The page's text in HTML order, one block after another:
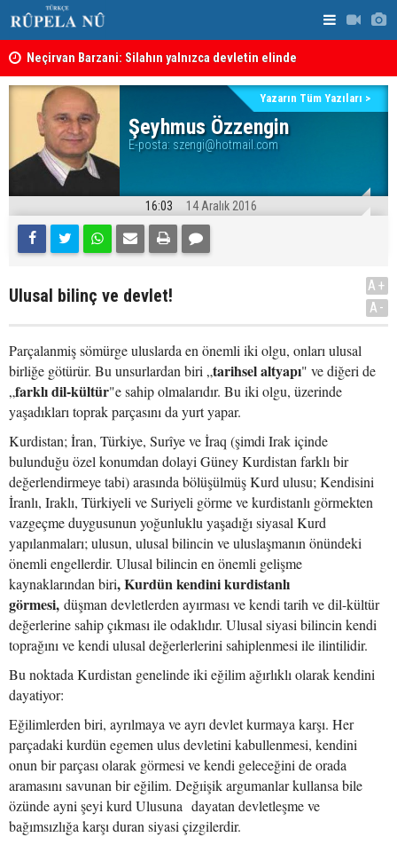
Neçirvan Barzani: Silahın yalnızca devletin elinde
toplanması kararı uygulanmalı
Kürdistan Hükümeti'nden Kor Mor gazı tepkisi
Şeyhmus Özzengin
E-posta: szengi@hotmail.com
Yazarın Tüm Yazıları >
16:03 14 Aralık 2016
Ulusal bilinç ve devlet!
A+
A-
Parçalanmiş sömürge uluslarda en önemli iki olgu, onları ulusal
birliğe götürür. Bu unsurlardan biri „tarihsel altyapı" ve diğeri de
„farklı dil-kültür"e sahip olmalarıdır. Bu iki olgu, üzerinde
yaşadıkları toprak parçasını da yurt yapar.
Kurdistan; İran, Türkiye, Surîye ve İraq (şimdi Irak içinde
bulunduğu özel konumdan dolayi Güney Kurdistan farklı bir
değerlendirmeye tabi) arasında bölüşülmüş Kurd ulusu; Kendisini
İranlı, Iraklı, Türkiyeli ve Suriyeli görme ve kurdistanlı görmekten
vazgeçme duygusunun yoğunluklu yaşadığı siyasal Kurd
yapılanmaları; ulusun, ulusal bilincin ve uluslaşmanın önündeki
önemli engellerdir. Ulusal bilincin en önemli gelişme
kaynaklarından biri, Kurdün kendini kurdistanlı
görmesi, düşman devletlerden ayırması ve kendi tarih ve dil-kültür
değerlerine sahip çıkması ile odaklıdır. Ulusal siyasi bilincin kendi
toprağını ve kendi ulusal değerlerlerini sahiplenmesi ile ilintilidir.
Bu noktada Kurdistan genelinde iki eğilim ağırlıklı olarak kendini
dayatiyor:
Eğilimlerden biri, ayrılmaya ve ayrı devlet kurmaya karşı. Her
parçadaki kurdün egemen ulus devletini kabullenmesi, kendini
onun bir parçası olarak görmesi ve kendi geleceğini de orada
aramasını savunan bir eğilim. Değıişik argumanlar kullansa bile
özünde ayni şeyi kurd Ulusuna dayatan devletleşme ve
bağımsızlığa karşı duran siyasi çizgilerdir.